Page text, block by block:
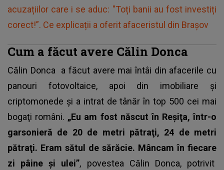
acuzațiilor care i se aduc: "Toți banii au fost investiți
corect!”. Ce explicații a oferit afaceristul din Brașov
Cum a făcut avere Călin Donca
Călin Donca
a făcut avere mai întâi din afacerile cu
panouri fotovoltaice, apoi din imobiliare și
criptomonede şi a intrat de tânăr în top 500 cei mai
bogaţi români. „Eu am fost născut în Reşiţa, într-o
garsonieră de 20 de metri pătraţi, 24 de metri
pătraţi. Eram sătul de sărăcie. Mâncam în fiecare
zi pâine şi ulei”, povestea Călin Donca, potrivit